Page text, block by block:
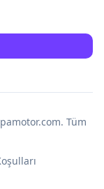
. Tüm